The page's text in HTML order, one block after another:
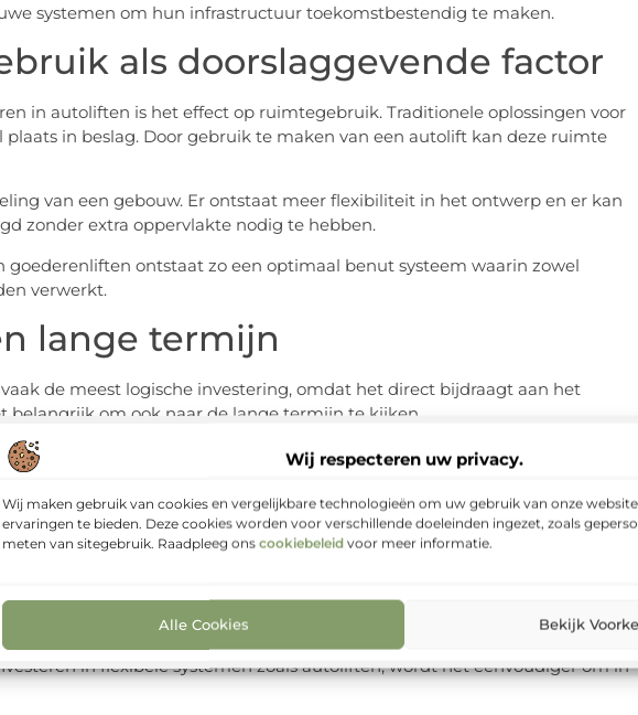
Wij respecteren uw privacy.
Wij maken gebruik van cookies en vergelijkbare technologieën om uw gebruik van onze
ervaringen te bieden. Deze cookies worden voor verschillende doeleinden ingezet, zoals
meten van sitegebruik. Raadpleeg ons cookiebeleid voor meer informatie.
Alle Cookies Bekijk
systemen om hun infrastructuur toekomstbestendig te maken.
als doorslaggevende factor
in autoliften is het effect op ruimtegebruik. Traditionele oplossingen voor
in beslag. Door gebruik te maken van een autolift kan deze ruimte
van een gebouw. Er ontstaat meer flexibiliteit in het ontwerp en er kan
zonder extra oppervlakte nodig te hebben.
ontstaat zo een optimaal benut systeem waarin zowel
verwerkt.
lange termijn
de meest logische investering, omdat het direct bijdraagt aan het
belangrijk om ook naar de lange termijn te kijken.
besparen doordat processen efficiënter verlopen en ruimte beter
kosten en een hogere waarde van het gebouw.
ervoor dat een pand aantrekkelijk blijft voor gebruikers en
keuze in plaats van alleen een technische.
Wat vandaag een logistiek centrum is, kan morgen een
in flexibele systemen zoals autoliften, wordt het eenvoudiger om in